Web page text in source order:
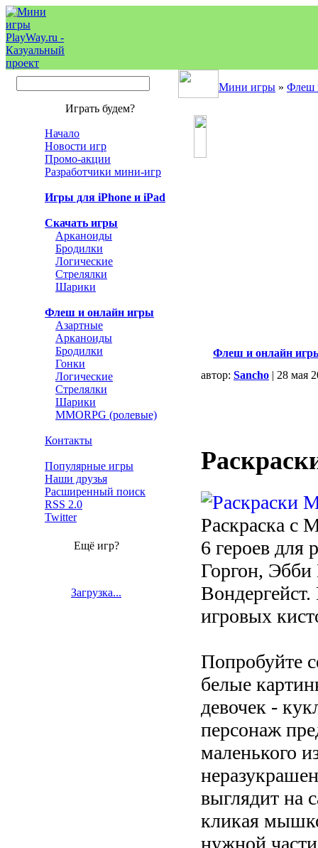
Мини игры » Флеш
Играть будем?
Начало
Новости игр
Промо-акции
Разработчики мини-игр
Игры для iPhone и iPad
Скачать игры
Арканоиды
Бродилки
Логические
Стрелялки
Шарики
Флеш и онлайн игры
Азартные
Арканоиды
Бродилки
Гонки
Логические
Стрелялки
Шарики
MMORPG (ролевые)
Контакты
Популярные игры
Наши друзья
Расширенный поиск
RSS 2.0
Twitter
Ещё игр?
Загрузка...
Флеш и онлайн
автор: Sancho | 28 мая
Раскраска с
6 героев для
Горгон,
игровых
Попробуйте
белые
девочек -
персонаж
маленького
выглядит на
кликая
нужной